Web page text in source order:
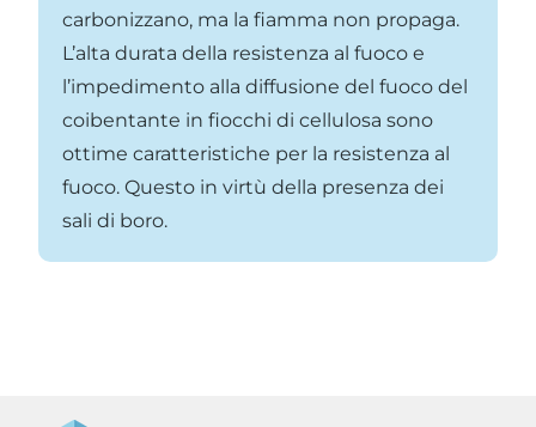
carbonizzano, ma la fiamma non propaga.
L’alta durata della resistenza al fuoco e
l’impedimento alla diffusione del fuoco del
coibentante in fiocchi di cellulosa sono
ottime caratteristiche per la resistenza al
fuoco. Questo in virtù della presenza dei
sali di boro.